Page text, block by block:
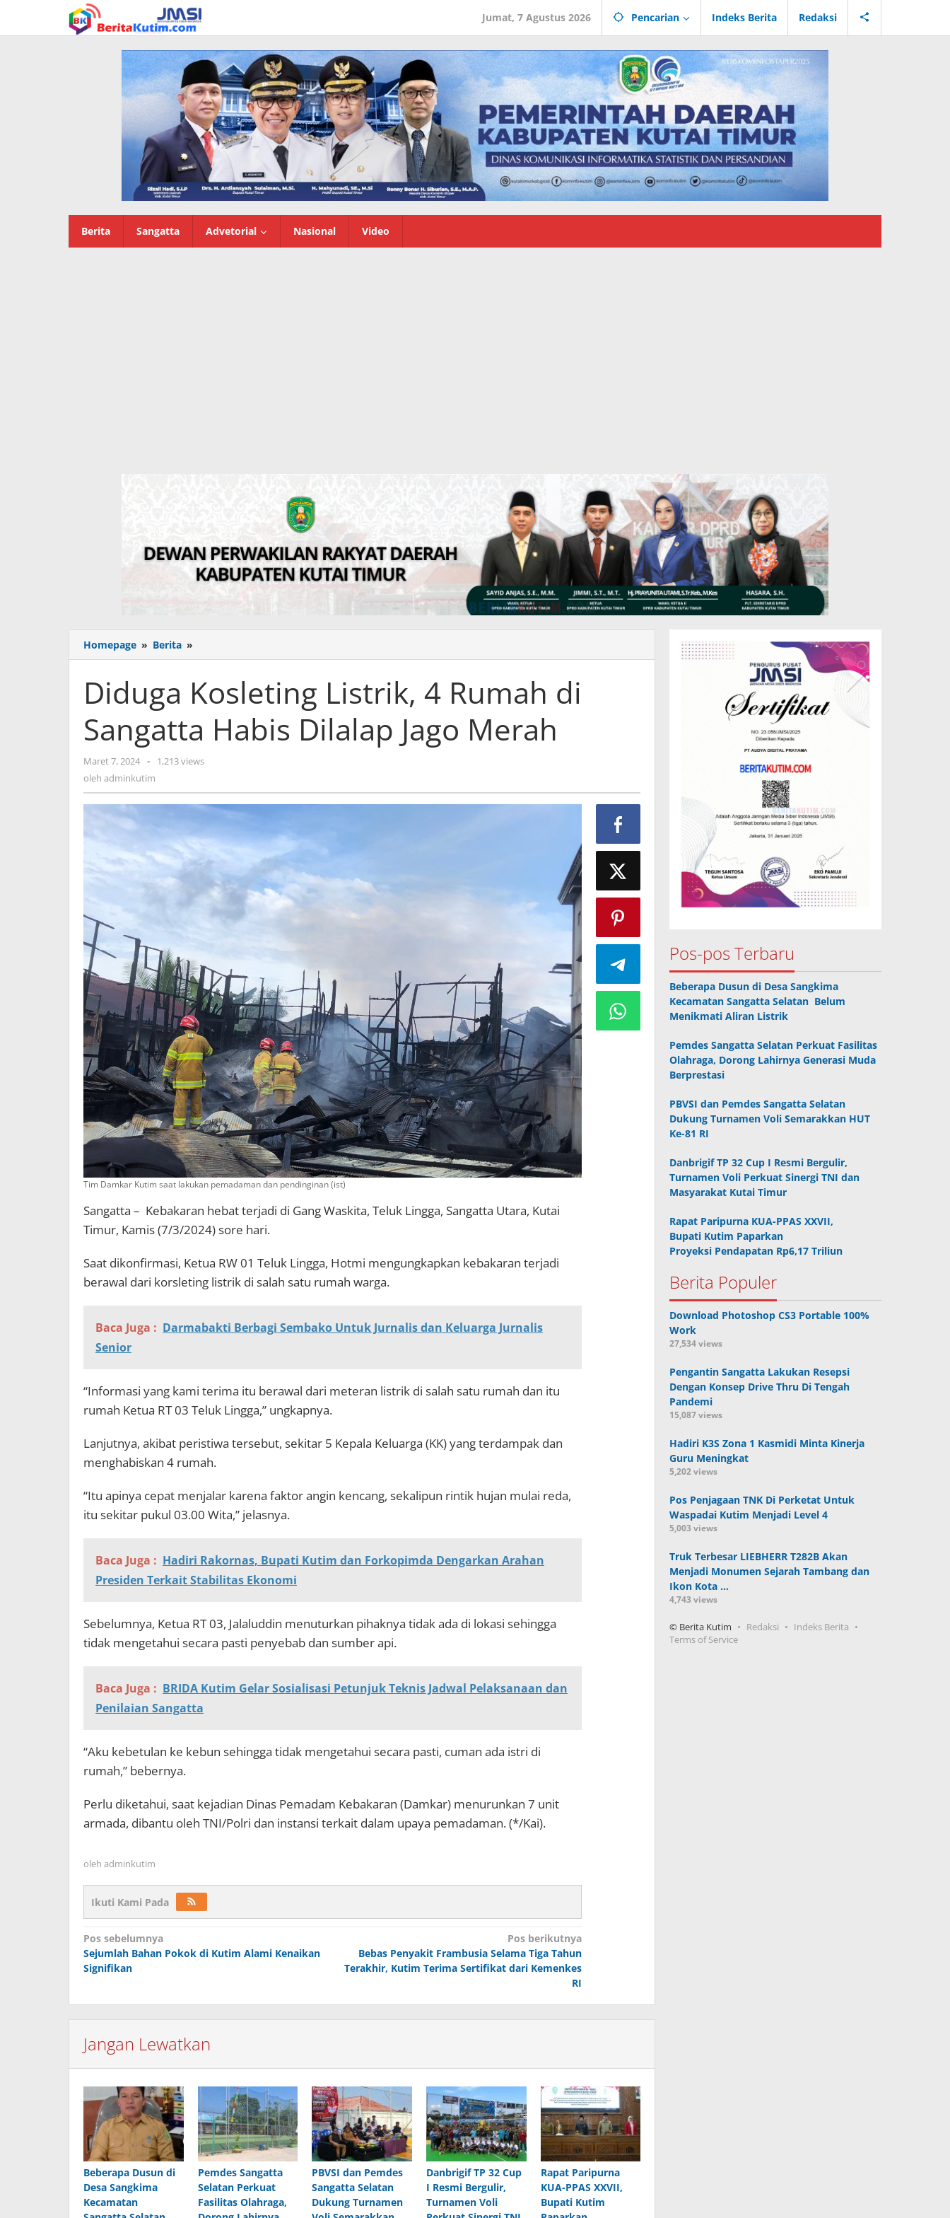
konten
Jumat, 7 Agustus 2026 Pencarian Indeks Berita Redaksi
Berita Sangatta Advetorial Nasional Video
Homepage » Berita »
Kosleting
4
Rumah
Sangatta
Dilalap
Merah
Diduga Kosleting Listrik, 4 Rumah di
Sangatta Habis Dilalap Jago Merah
Maret 7, 2024 oleh
adminkutim
-
1,213 views
oleh adminkutim
Tim Damkar Kutim saat lakukan pemadaman dan pendinginan (ist)
Sangatta – Kebakaran hebat terjadi di Gang Waskita, Teluk Lingga, Sangatta Utara, Kutai
Timur, Kamis (7/3/2024) sore hari.
Saat dikonfirmasi, Ketua RW 01 Teluk Lingga, Hotmi mengungkapkan kebakaran terjadi
berawal dari korsleting listrik di salah satu rumah warga.
Baca Juga : Darmabakti Berbagi Sembako Untuk Jurnalis dan Keluarga Jurnalis
Senior
“Informasi yang kami terima itu berawal dari meteran listrik di salah satu rumah dan itu
rumah Ketua RT 03 Teluk Lingga,” ungkapnya.
Lanjutnya, akibat peristiwa tersebut, sekitar 5 Kepala Keluarga (KK) yang terdampak dan
menghabiskan 4 rumah.
“Itu apinya cepat menjalar karena faktor angin kencang, sekalipun rintik hujan mulai reda,
itu sekitar pukul 03.00 Wita,” jelasnya.
Baca Juga : Hadiri Rakornas, Bupati Kutim dan Forkopimda Dengarkan Arahan
Presiden Terkait Stabilitas Ekonomi
Sebelumnya, Ketua RT 03, Jalaluddin menuturkan pihaknya tidak ada di lokasi sehingga
tidak mengetahui secara pasti penyebab dan sumber api.
Baca Juga : BRIDA Kutim Gelar Sosialisasi Petunjuk Teknis Jadwal Pelaksanaan dan
Penilaian Sangatta
“Aku kebetulan ke kebun sehingga tidak mengetahui secara pasti, cuman ada istri di
rumah,” bebernya.
Perlu diketahui, saat kejadian Dinas Pemadam Kebakaran (Damkar) menurunkan 7 unit
armada, dibantu oleh TNI/Polri dan instansi terkait dalam upaya pemadaman. (*/Kai).
oleh adminkutim
Ikuti Kami Pada
Navigasi
pos
Pos sebelumnya
Sejumlah Bahan Pokok di Kutim Alami Kenaikan
Signifikan
Pos berikutnya
Bebas Penyakit Frambusia Selama Tiga Tahun
Terakhir, Kutim Terima Sertifikat dari Kemenkes
RI
Jangan Lewatkan
Beberapa Dusun di
Desa Sangkima
Kecamatan
Pemdes Sangatta
Selatan Perkuat
Fasilitas Olahraga,
PBVSI dan Pemdes
Sangatta Selatan
Dukung Turnamen
Danbrigif TP 32 Cup
I Resmi Bergulir,
Turnamen Voli
Rapat Paripurna
KUA-PPAS XXVII,
Bupati Kutim
Pos-pos Terbaru
Beberapa Dusun di Desa Sangkima
Kecamatan Sangatta Selatan Belum
Menikmati Aliran Listrik
Pemdes Sangatta Selatan Perkuat Fasilitas
Olahraga, Dorong Lahirnya Generasi Muda
Berprestasi
PBVSI dan Pemdes Sangatta Selatan
Dukung Turnamen Voli Semarakkan HUT
Ke-81 RI
Danbrigif TP 32 Cup I Resmi Bergulir,
Turnamen Voli Perkuat Sinergi TNI dan
Masyarakat Kutai Timur
Rapat Paripurna KUA-PPAS XXVII,
Bupati Kutim Paparkan
Proyeksi Pendapatan Rp6,17 Triliun
Berita Populer
Download Photoshop CS3 Portable 100%
Work
27,534 views
Pengantin Sangatta Lakukan Resepsi
Dengan Konsep Drive Thru Di Tengah
Pandemi
15,087 views
Hadiri K3S Zona 1 Kasmidi Minta Kinerja
Guru Meningkat
5,202 views
Pos Penjagaan TNK Di Perketat Untuk
Waspadai Kutim Menjadi Level 4
5,003 views
Truk Terbesar LIEBHERR T282B Akan
Menjadi Monumen Sejarah Tambang dan
Ikon Kota …
4,743 views
© Berita Kutim Redaksi
Indeks Berita
Terms of Service